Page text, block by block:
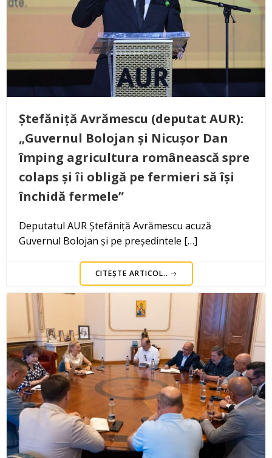
Ștefăniță Avrămescu (deputat AUR):
„Guvernul Bolojan și Nicușor Dan
împing agricultura românească spre
colaps și îi obligă pe fermieri să își
închidă fermele”
Deputatul AUR Ștefăniță Avrămescu acuză
Guvernul Bolojan și pe președintele […]
CITEȘTE ARTICOL..